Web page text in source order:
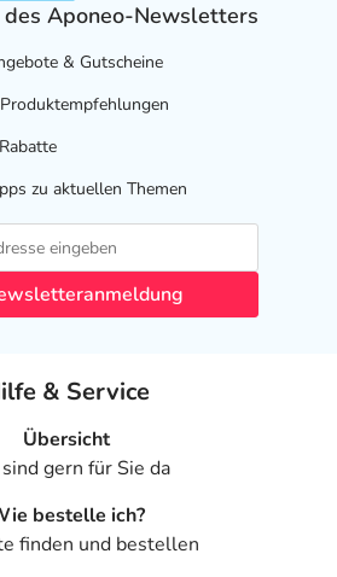
Aponeo-Newsletters
& Gutscheine
zu aktuellen Themen
& Service
Übersicht
gern für Sie da
bestelle ich?
finden und bestellen